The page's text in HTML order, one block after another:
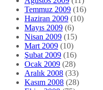
Temmuz 2009 (16)
Haziran 2009 (10)
Mayıs 2009 (6)
Nisan 2009 (15)
Mart 2009 (10)
Şubat 2009 (16)
Ocak 2009 (28)
Aralık 2008 (33)
Kasım 2008 (28)